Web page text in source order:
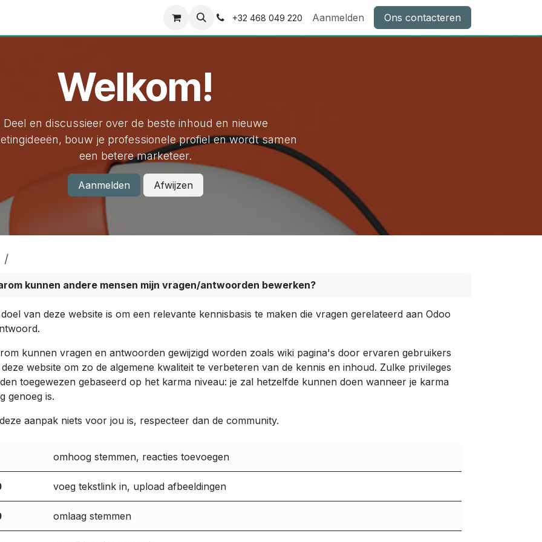
Vacatures +32 468 049 220 Aanmelden Ons contacteren
Welkom!
Deel en discussieer over de beste inhoud en nieuwe
bouw je professionele profiel en wordt samen
een betere marketeer.
Aanmelden Afwijzen
kunnen andere mensen mijn vragen/antwoorden bewerken?
van deze website is om een relevante kennisbasis te maken die vragen gerelateerd aan Odoo
kunnen vragen en antwoorden gewijzigd worden zoals wiki pagina's door ervaren gebruikers
website om zo de algemene kwaliteit te verbeteren van de kennis en inhoud. Zulke privileges
toegewezen gebaseerd op het karma niveau: je zal hetzelfde kunnen doen wanneer je karma
genoeg is.
aanpak niets voor jou is, respecteer dan de community.
omhoog stemmen, reacties toevoegen
voeg tekstlink in, upload afbeeldingen
omlaag stemmen